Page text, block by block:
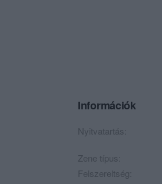
Információk
Nyitvatartás:
Zene típus:
Felszereltség: